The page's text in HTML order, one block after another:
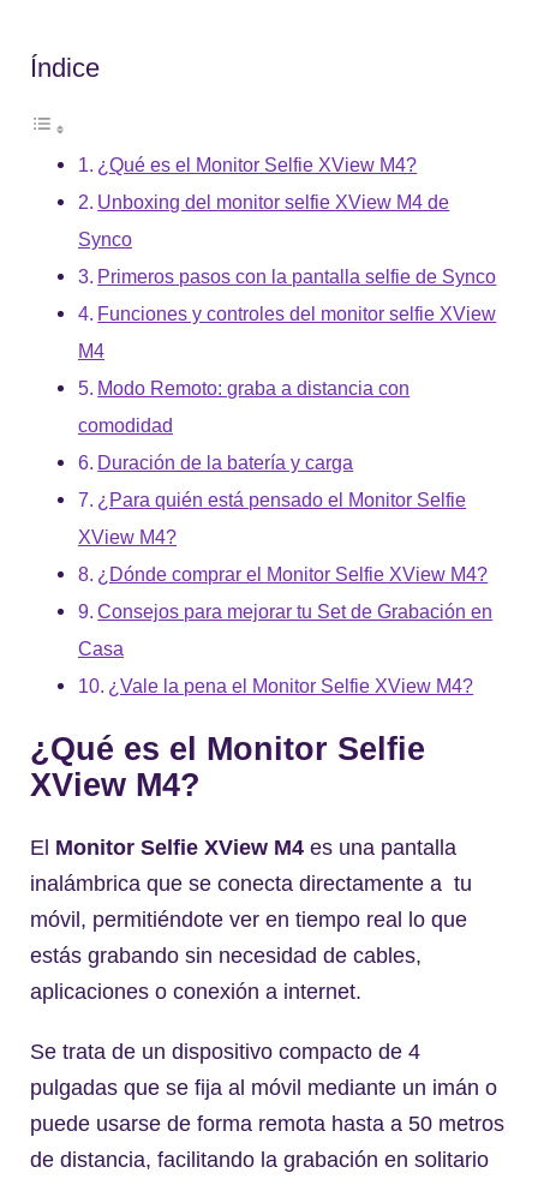
Índice
¿Qué es el Monitor Selfie XView M4?
Unboxing del monitor selfie XView M4 de
Synco
Primeros pasos con la pantalla selfie de Synco
Funciones y controles del monitor selfie XView
M4
Modo Remoto: graba a distancia con
comodidad
Duración de la batería y carga
¿Para quién está pensado el Monitor Selfie
XView M4?
¿Dónde comprar el Monitor Selfie XView M4?
Consejos para mejorar tu Set de Grabación en
Casa
¿Vale la pena el Monitor Selfie XView M4?
¿Qué es el Monitor Selfie
XView M4?
El Monitor Selfie XView M4 es una pantalla
inalámbrica que se conecta directamente a tu
móvil, permitiéndote ver en tiempo real lo que
estás grabando sin necesidad de cables,
aplicaciones o conexión a internet.
Se trata de un dispositivo compacto de 4
pulgadas que se fija al móvil mediante un imán o
puede usarse de forma remota hasta a 50 metros
de distancia, facilitando la grabación en solitario